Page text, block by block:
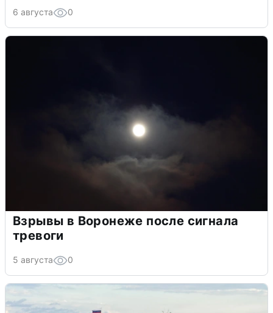
6 августа 0
Взрывы в Воронеже после сигнала
тревоги
5 августа 0